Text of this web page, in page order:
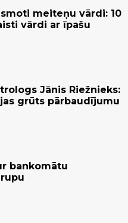
meiteņu vārdi: 10
vārdi ar īpašu
Jānis Riežnieks:
grūts pārbaudījumu
bankomātu